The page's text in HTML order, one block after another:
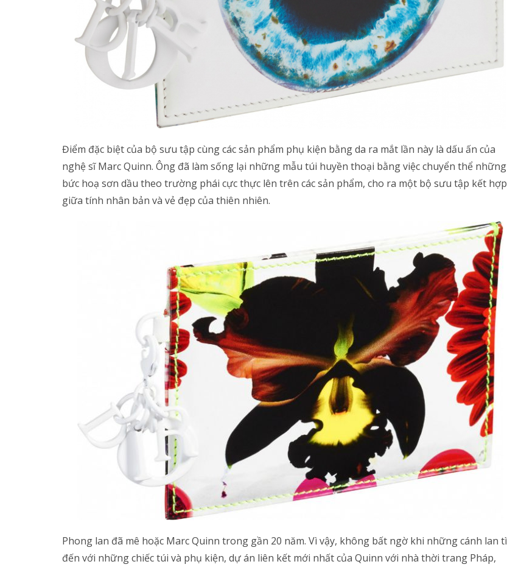
Điểm đặc biệt của bộ sưu tập cùng các sản phẩm phụ kiện bằng da ra mắt lần này là dấu ấn của
nghệ sĩ Marc Quinn. Ông đã làm sống lại những mẫu túi huyền thoại bằng việc chuyển thể những
bức hoạ sơn dầu theo trường phái cực thực lên trên các sản phẩm, cho ra một bộ sưu tập kết hợp
giữa tính nhân bản và vẻ đẹp của thiên nhiên.
Phong lan đã mê hoặc Marc Quinn trong gần 20 năm. Vì vậy, không bất ngờ khi những cánh lan
đến với những chiếc túi và phụ kiện, dự án liên kết mới nhất của Quinn với nhà thời trang Pháp,